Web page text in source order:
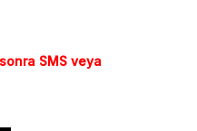
SMS veya